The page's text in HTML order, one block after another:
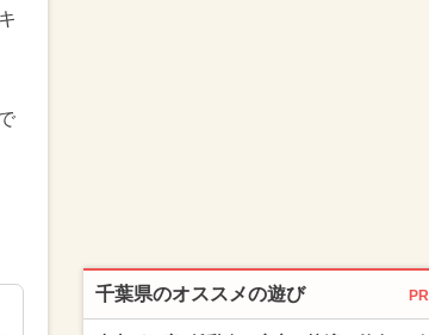
千葉県のオススメの遊び PR